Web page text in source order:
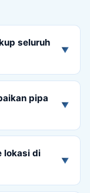
seluruh
▼
pipa
▼
lokasi di
▼